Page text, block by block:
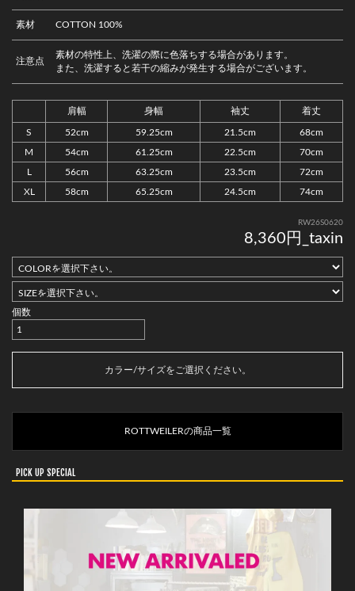
素材 COTTON 100%
注意点
素材の特性上、洗濯の際に色落ちする場合があります。
また、洗濯すると若干の縮みが発生する場合がございます。
肩幅 身幅 袖丈 着丈
S 52cm 59.25cm 21.5cm 68cm
M 54cm 61.25cm 22.5cm 70cm
L 56cm 63.25cm 23.5cm 72cm
XL 58cm 65.25cm 24.5cm 74cm
RW26S0620
8,360円_taxin
個数
カートに入れる
カラー/サイズをご選択ください。
ROTTWEILERの商品一覧
PICK UP SPECIAL